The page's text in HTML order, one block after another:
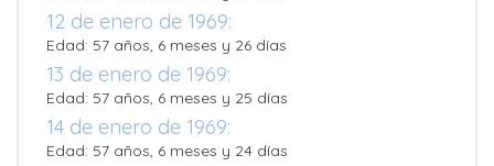
12 de enero de 1969:
Edad: 57 años, 6 meses y 26 días
13 de enero de 1969:
Edad: 57 años, 6 meses y 25 días
14 de enero de 1969:
Edad: 57 años, 6 meses y 24 días